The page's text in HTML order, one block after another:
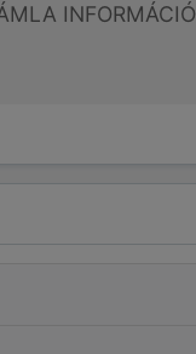
INFORMÁCIÓ